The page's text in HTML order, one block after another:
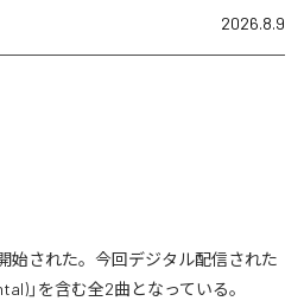
2026.8.9
始された。今回デジタル配信された
」を含む全2曲となっている。